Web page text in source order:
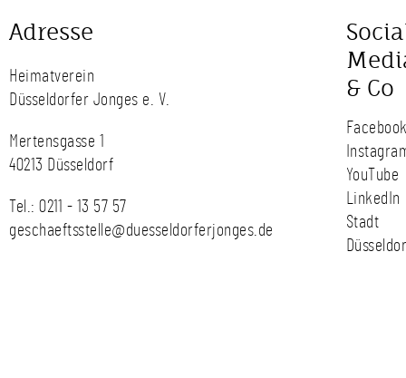
Adresse
Heimatverein
Düsseldorfer Jonges e. V.
Mertensgasse 1
40213 Düsseldorf
Tel.: 0211 - 13 57 57
geschaeftsstelle@duesseldorferjonges.de
& Co
YouTube
LinkedIn
Stadt